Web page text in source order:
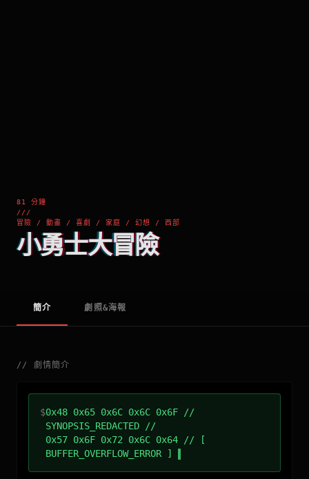
81 分鐘
///
冒險 / 動畫 / 喜劇 / 家庭 / 幻想 / 西部
小勇士大冒險
簡介 劇照&海報
// 劇情簡介
$0x48 0x65 0x6C 0x6C 0x6F //
SYNOPSIS_REDACTED //
0x57 0x6F 0x72 0x6C 0x64 // [
BUFFER_OVERFLOW_ERROR ]